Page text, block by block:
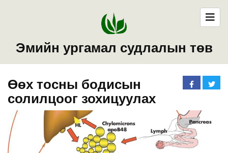
Эмийн ургамал судлалын төв
Өөх тосны бодисын
солилцоог зохицуулах